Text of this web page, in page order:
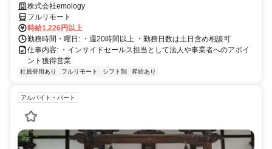
株式会社emology
フルリモート
時給1,226円以上
勤務時間・曜日: ・週20時間以上 ・勤務日数は土日含め相談可
仕事内容: ・インサイドセールス担当として法人や事業者へのアポイ
ント獲得営業
社員登用あり フルリモート シフト制 昇給あり
アルバイト・パート